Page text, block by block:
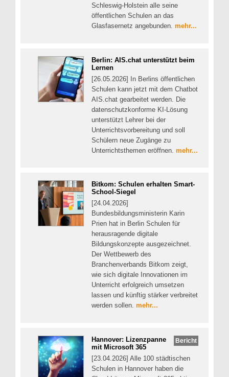
Schleswig-Holstein alle seine
öffentlichen Schulen an das
Glasfasernetz angebunden. mehr...
Berlin: AIS.chat unterstützt beim
Lernen
[26.05.2026] In Berlins öffentlichen
Schulen kann jetzt mit dem Chatbot
AIS.chat gearbeitet werden. Die
datenschutzkonforme KI-Lösung
unterstützt Lehrer bei der
Unterrichtsvorbereitung und soll
Schülern neue Zugänge zu
Unterrichtsthemen eröffnen. mehr...
Bitkom: Schulen erhalten Smart-
School-Siegel
[24.04.2026]
Bundesbildungsministerin Karin
Prien hat in Berlin Schulen für
herausragende digitale
Bildungskonzepte ausgezeichnet.
Der Wettbewerb des
Branchenverbands Bitkom zeigt,
wie sich digitale Innovationen im
Unterricht erfolgreich umsetzen
lassen und künftig stärker verbreitet
werden sollen. mehr...
Bericht
Hannover: Lizenzpanne
mit Microsoft 365
[23.04.2026] Alle 100 städtischen
Schulen in Hannover haben die